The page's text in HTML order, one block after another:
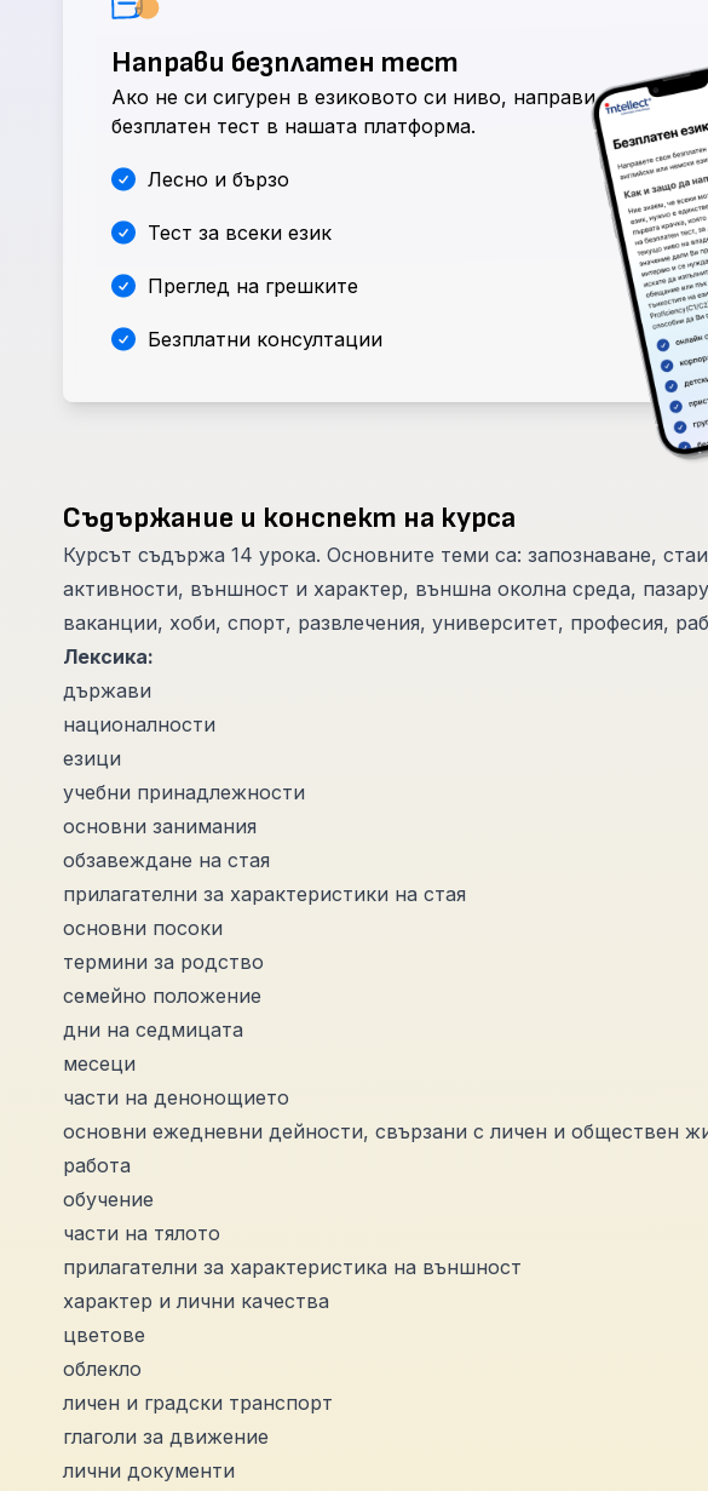
Направи безплатен тест
Ако не си сигурен в езиковото си ниво, направи
безплатен тест в нашата платформа.
Лесно и бързо
Тест за всеки език
Преглед на грешките
Безплатни консултации
Съдържание и конспект на курса
Курсът съдържа 14 урока. Основните теми са: запознаване,
активности, външност и характер, външна околна среда,
ваканции, хоби, спорт, развлечения, университет, професия,
Лексика:
държави
националности
езици
учебни принадлежности
основни занимания
обзавеждане на стая
прилагателни за характеристики на стая
основни посоки
термини за родство
семейно положение
дни на седмицата
месеци
части на денонощието
основни ежедневни дейности, свързани с личен и обществен
работа
обучение
части на тялото
прилагателни за характеристика на външност
характер и лични качества
цветове
облекло
личен и градски транспорт
глаголи за движение
лични документи